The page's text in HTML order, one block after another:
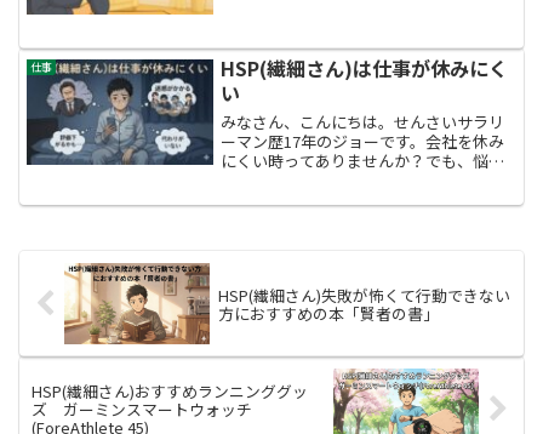
があることを自覚する「今、もっている
ものに目をむける」決して「...
仕事
HSP(繊細さん)は仕事が休みにく
い
みなさん、こんにちは。せんさいサラリ
ーマン歴17年のジョーです。会社を休み
にくい時ってありませんか？でも、悩ま
HSP(繊細さん)失敗が怖くて行動できない
方におすすめの本「賢者の書」
HSP(繊細さん)おすすめランニンググッ
ズ ガーミンスマートウォッチ
(ForeAthlete 45)